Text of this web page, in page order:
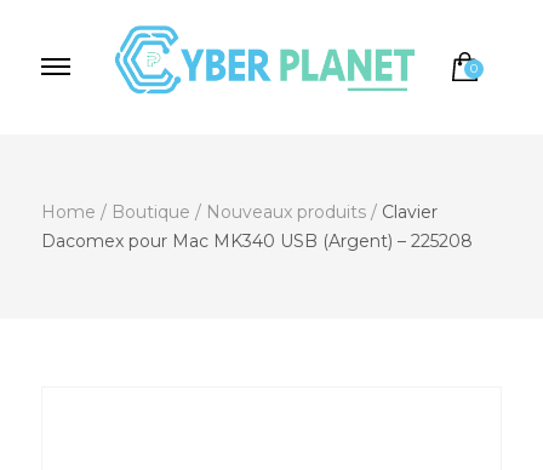
0
Home / Boutique / Nouveaux produits / Clavier
Dacomex pour Mac MK340 USB (Argent) – 225208